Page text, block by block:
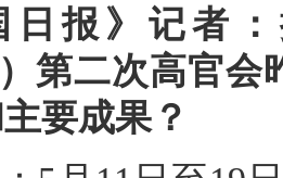
日报》记者
）第二次高官
要成果？